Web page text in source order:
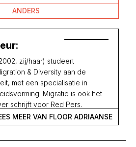
ANDERS
zij/haar) studeert
& Diversity aan de
met een specialisatie in
Migratie is ook het
schrijft voor Red Pers.
MEER VAN FLOOR ADRIAANSE